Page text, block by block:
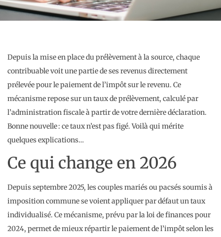
Depuis la mise en place du prélèvement à la source, chaque
contribuable voit une partie de ses revenus directement
prélevée pour le paiement de l’impôt sur le revenu. Ce
mécanisme repose sur un taux de prélèvement, calculé par
l’administration fiscale à partir de votre dernière déclaration.
Bonne nouvelle : ce taux n’est pas figé. Voilà qui mérite
quelques explications…
Ce qui change en 2026
Depuis septembre 2025, les couples mariés ou pacsés soumis à
imposition commune se voient appliquer par défaut un taux
individualisé. Ce mécanisme, prévu par la loi de finances pour
2024, permet de mieux répartir le paiement de l’impôt selon les